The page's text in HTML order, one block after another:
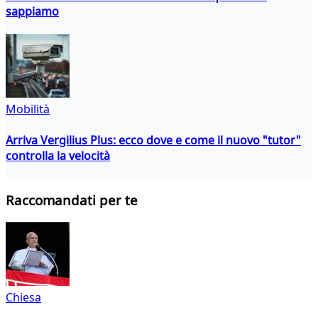
sappiamo
Mobilità
Arriva Vergilius Plus: ecco dove e come il nuovo "tutor"
controlla la velocità
Raccomandati per te
Chiesa